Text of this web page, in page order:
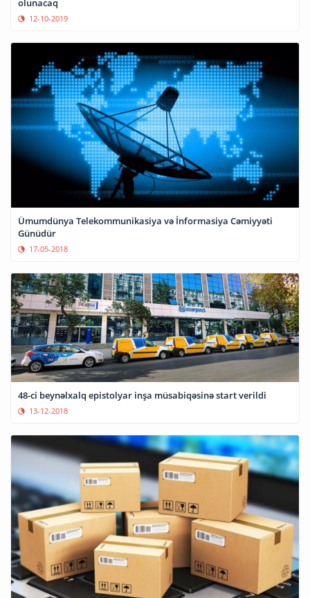
olunacaq
12-10-2019
Ümumdünya Telekommunikasiya və İnformasiya Cəmiyyəti
Günüdür
17-05-2018
48-ci beynəlxalq epistolyar inşa müsabiqəsinə start verildi
13-12-2018